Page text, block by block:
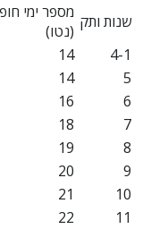
שנות ותק מספר ימי
(נטו)
4-1
14
5
14
6
16
7
18
8
19
9
20
10
21
11
22